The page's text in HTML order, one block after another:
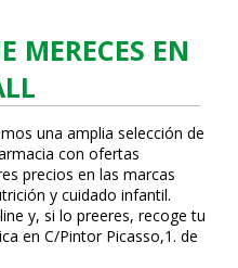
MERECES EN
una amplia selección de
con ofertas
precios en las marcas
y cuidado infantil.
y, si lo prefieres, recoge tu
en C/Pintor Picasso,1. de